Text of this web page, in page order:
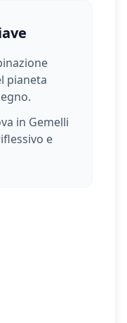
pianeta
in Gemelli
e